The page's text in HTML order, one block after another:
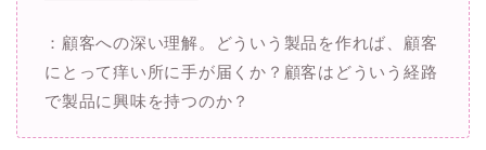
：顧客への深い理解。どういう製品を作れば、顧客
にとって痒い所に手が届くか？顧客はどういう経路
で製品に興味を持つのか？